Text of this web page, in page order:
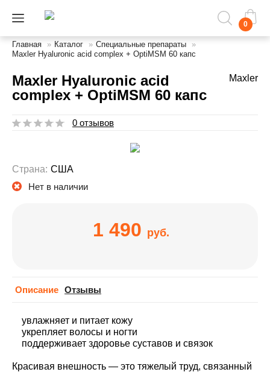
0
Главная » Каталог » Специальные препараты
»
Maxler Hyaluronic acid complex + OptiMSM 60 капс
Maxler Hyaluronic acid
complex + OptiMSM 60 капс
Maxler
0 отзывов
Страна: США
Нет в наличии
1 490 руб.
Описание Отзывы
увлажняет и питает кожу
укрепляет волосы и ногти
поддерживает здоровье суставов и связок
Красивая внешность — это тяжелый труд, связанный